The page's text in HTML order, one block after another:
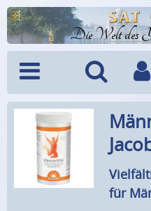
Die Welt des
Menü Suche
für